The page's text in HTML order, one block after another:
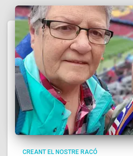
CREANT EL NOSTRE RACÓ